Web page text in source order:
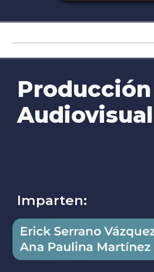
Producción
Imparten: